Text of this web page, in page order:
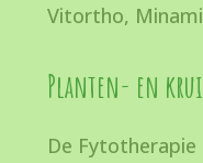
Vitortho,
Planten- en
De